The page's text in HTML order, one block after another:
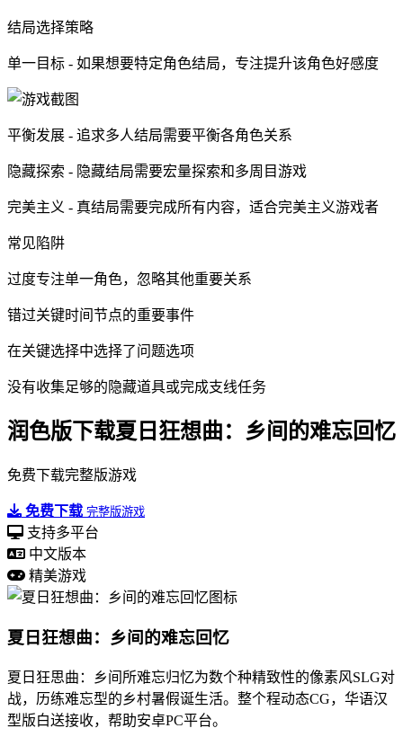
结局选择策略
单一目标 - 如果想要特定角色结局，专注提升该角色好感度
平衡发展 - 追求多人结局需要平衡各角色关系
隐藏探索 - 隐藏结局需要宏量探索和多周目游戏
完美主义 - 真结局需要完成所有内容，适合完美主义游戏者
常见陷阱
过度专注单一角色，忽略其他重要关系
错过关键时间节点的重要事件
在关键选择中选择了问题选项
没有收集足够的隐藏道具或完成支线任务
润色版下载夏日狂想曲：乡间的难忘回忆
免费下载完整版游戏
免费下载 完整版游戏
支持多平台
中文版本
精美游戏
夏日狂想曲：乡间的难忘回忆
夏日狂思曲：乡间所难忘归忆为数个种精致性的像素风SLG对
战，历练难忘型的乡村暑假诞生活。整个程动态CG，华语汉
型版白送接收，帮助安卓PC平台。